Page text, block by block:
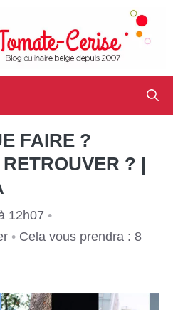
FAIRE ?
? |
12h07 •
• Cela vous prendra : 8